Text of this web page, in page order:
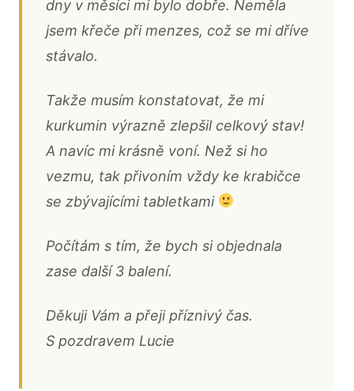
dny v měsíci mi bylo dobře. Neměla
jsem křeče při menzes, což se mi dříve
stávalo.
Takže musím konstatovat, že mi
kurkumin výrazně zlepšil celkový stav!
A navíc mi krásně voní. Než si ho
vezmu, tak přivoním vždy ke krabičce
se zbývajícími tabletkami
Počítám s tím, že bych si objednala
zase další 3 balení.
Děkuji Vám a přeji příznivý čas.
S pozdravem Lucie